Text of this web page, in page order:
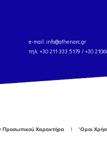
e-mail: info@athenarc.gr
τηλ. +30 211 333 5179 / +30
Προσωπικού Χαρακτήρα 'Οροι